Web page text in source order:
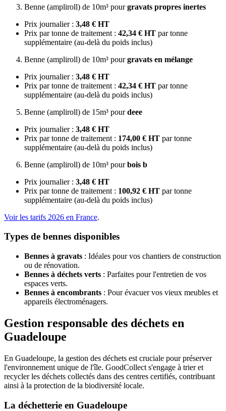
Benne (ampliroll) de 10m³ pourgravats propres inertes
Prix journalier : 3,48 € HT
Prix par tonne de traitement : 42,34 € HT par tonne
supplémentaire (au-delà du poids inclus)
Benne (ampliroll) de 10m³ pourgravats en mélange
Prix journalier : 3,48 € HT
Prix par tonne de traitement : 42,34 € HT par tonne
supplémentaire (au-delà du poids inclus)
Benne (ampliroll) de 15m³ pourdeee
Prix journalier : 3,48 € HT
Prix par tonne de traitement : 174,00 € HT par tonne
supplémentaire (au-delà du poids inclus)
Benne (ampliroll) de 10m³ pourbois b
Prix journalier : 3,48 € HT
Prix par tonne de traitement : 100,92 € HT par tonne
supplémentaire (au-delà du poids inclus)
Voir les tarifs 2026 en France.
Types de bennes disponibles
Bennes à gravats : Idéales pour vos chantiers de construction
ou de rénovation.
Bennes à déchets verts : Parfaites pour l'entretien de vos
espaces verts.
Bennes à encombrants : Pour évacuer vos vieux meubles et
appareils électroménagers.
Gestion responsable des déchets en
Guadeloupe
En Guadeloupe, la gestion des déchets est cruciale pour préserver
l'environnement unique de l'île. GoodCollect s'engage à trier et
recycler les déchets collectés dans des centres certifiés, contribuant
ainsi à la protection de la biodiversité locale.
La déchetterie en Guadeloupe